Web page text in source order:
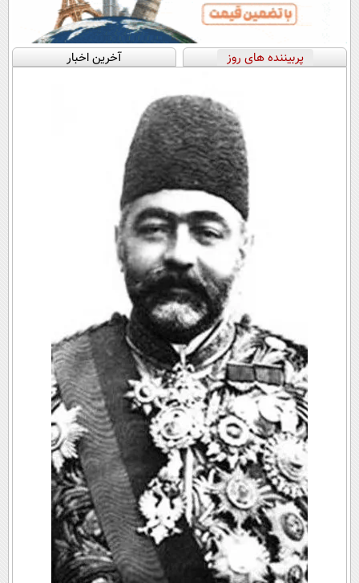
پربیننده های روز آخرین اخبار